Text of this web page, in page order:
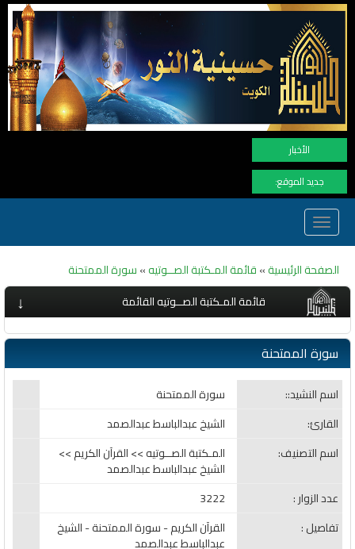
الأخبار
جديد الموقع:
Toggle
navigation
الصفحة الرئيسية»قائمة المـكتبة الصــوتيه»سورة الممتحنة
↓ قائمة المـكتبة الصــوتيه القائمة
سورة الممتحنة
اسم النشيد::
سورة الممتحنة
القارئ:
الشيخ عبدالباسط عبدالصمد
اسم التصنيف:
المـكتبة الصــوتيه >> القرآن الكريم >>
الشيخ عبدالباسط عبدالصمد
عدد الزوار :
3222
تفاصيل :
القرآن الكريم - سورة الممتحنة - الشيخ
عبدالباسط عبدالصمد